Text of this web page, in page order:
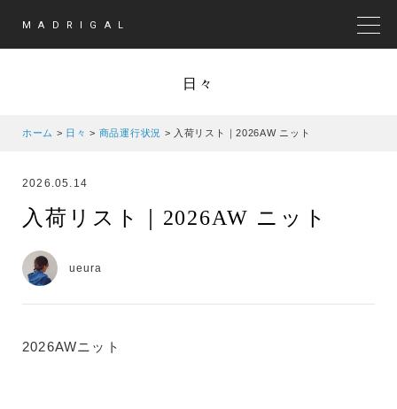
MADRIGAL
日々
ホーム > 日々 > 商品運行状況 > 入荷リスト｜2026AW ニット
2026.05.14
入荷リスト｜2026AW ニット
ueura
2026AWニット